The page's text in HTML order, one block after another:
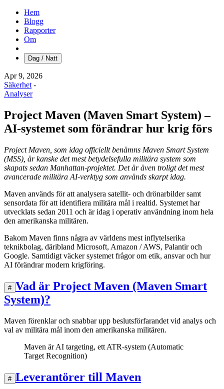
Hem
Blogg
Rapporter
Om
Dag / Natt
Apr 9, 2026
Säkerhet -
Analyser
Project Maven (Maven Smart System) –
AI-systemet som förändrar hur krig förs
Project Maven, som idag officiellt benämns Maven Smart System
(MSS), är kanske det mest betydelsefulla militära system som
skapats sedan Manhattan-projektet. Det är även troligt det mest
avancerade militära AI-verktyg som används skarpt idag.
Maven används för att analysera satellit- och drönarbilder samt
sensordata för att identifiera militära mål i realtid. Systemet har
utvecklats sedan 2011 och är idag i operativ användning inom hela
den amerikanska militären.
Bakom Maven finns några av världens mest inflytelserika
teknikbolag, däribland Microsoft, Amazon / AWS, Palantir och
Google. Samtidigt väcker systemet frågor om etik, ansvar och hur
AI förändrar modern krigföring.
# Vad är Project Maven (Maven Smart
System)?
Maven förenklar och snabbar upp beslutsförfarandet vid analys och
val av militära mål inom den amerikanska militären.
Maven är AI targeting, ett ATR-system (Automatic
Target Recognition)
# Leverantörer till Maven